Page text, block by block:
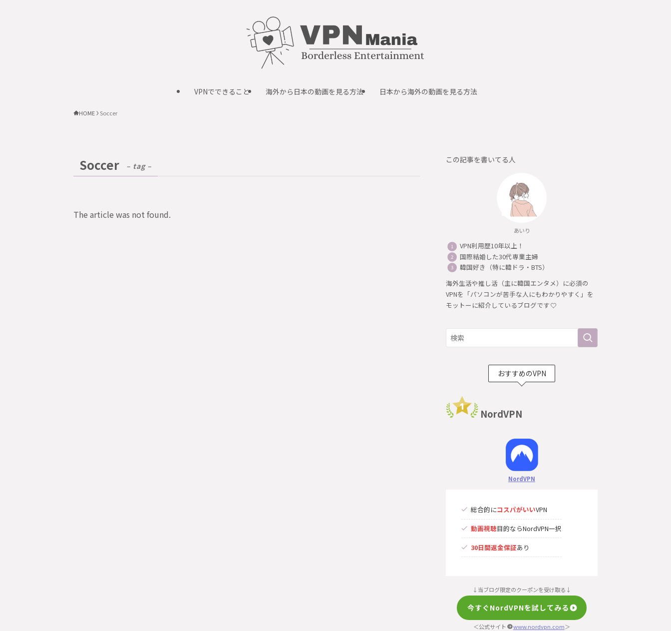
VPNでできること 海外から日本の動画を見る方法 日本から海外の動画を見る方法
HOME Soccer
Soccer – tag –
The article was not found.
この記事を書いてる人
あいり
VPN利用歴10年以上！
国際結婚した30代専業主婦
韓国好き（特に韓ドラ・BTS）
海外生活や推し活（主に韓国エンタメ）に必須の
VPNを「パソコンが苦手な人にもわかりやすく」を
モットーに紹介しているブログです
おすすめのVPN
NordVPN
NordVPN
総合的にコスパがいいVPN
動画視聴目的ならNordVPN一択
30日間返金保証あり
↓当ブログ限定のクーポンを受け取る↓
今すぐNordVPNを試してみる
＜公式サイト www.nordvpn.com＞